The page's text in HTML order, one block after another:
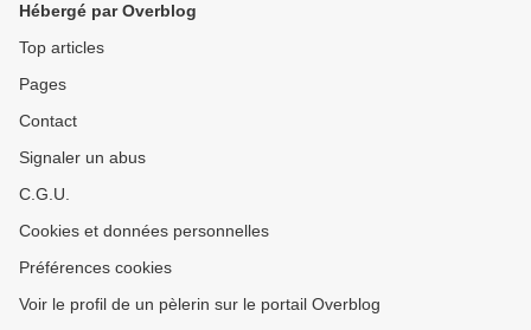
arriver bientôt
Hébergé par Overblog
Top articles
Pages
Contact
Signaler un abus
C.G.U.
Cookies et données personnelles
Préférences cookies
Voir le profil de un pèlerin sur le portail Overblog